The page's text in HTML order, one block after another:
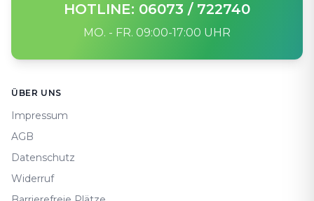
HOTLINE: 06073 / 722740
MO. - FR. 09:00-17:00 UHR
ÜBER UNS
Impressum
AGB
Datenschutz
Widerruf